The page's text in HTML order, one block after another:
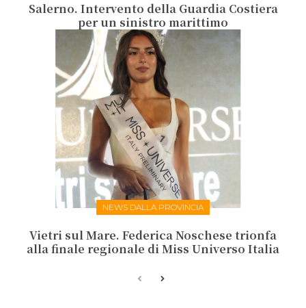
Salerno. Intervento della Guardia Costiera
per un sinistro marittimo
NEWS DALLA PROVINCIA
Vietri sul Mare. Federica Noschese trionfa
alla finale regionale di Miss Universo Italia